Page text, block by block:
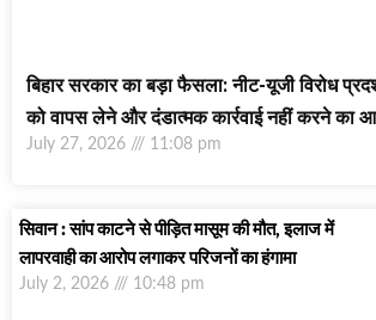
बिहार सरकार का बड़ा फैसला: नीट-यूजी विरोध
को वापस लेने और दंडात्मक कार्रवाई नहीं करने का
July 27, 2026 11:08 pm
सिवान : सांप काटने से पीड़ित मासूम की मौत, इलाज में
लापरवाही का आरोप लगाकर परिजनों का हंगामा
July 2, 2026 10:48 pm